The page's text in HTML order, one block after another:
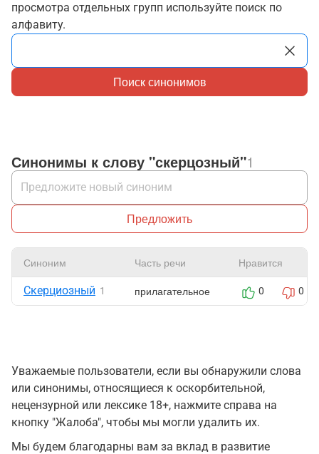
просмотра отдельных групп используйте поиск по
алфавиту.
Поиск синонимов
Синонимы к слову "скерцозный"1
Предложить
Синоним Часть речи Нравится
Скерциозный 1 прилагательное 0 0
Уважаемые пользователи, если вы обнаружили слова
или синонимы, относящиеся к оскорбительной,
нецензурной или лексике 18+, нажмите справа на
кнопку "Жалоба", чтобы мы могли удалить их.
Мы будем благодарны вам за вклад в развитие